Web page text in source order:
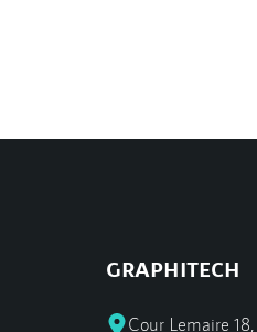
GRAPHITECH
Cour Lemaire 18,